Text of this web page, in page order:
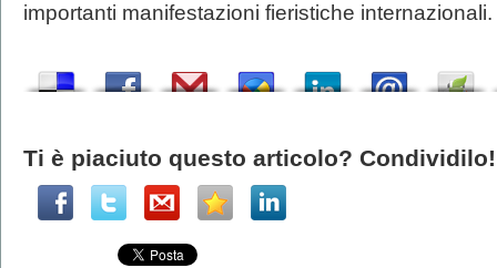
importanti manifestazioni fieristiche internazionali.
Ti è piaciuto questo articolo? Condividilo!